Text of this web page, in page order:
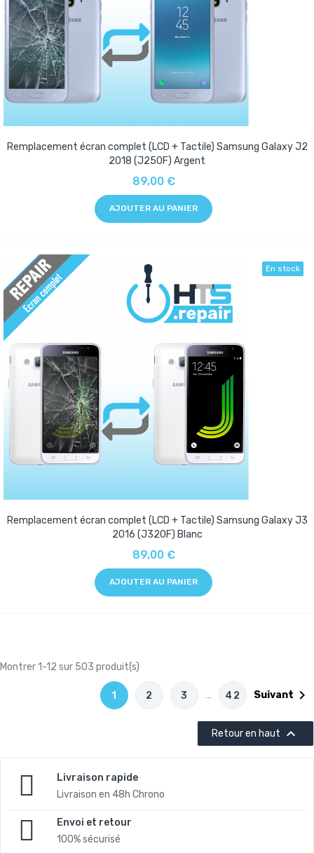
Remplacement écran complet (LCD + Tactile) Samsung Galaxy J2
2018 (J250F) Argent
89,00 €
AJOUTER AU PANIER
En stock
Remplacement écran complet (LCD + Tactile) Samsung Galaxy J3
2016 (J320F) Blanc
89,00 €
AJOUTER AU PANIER
Montrer 1-12 sur 503 produit(s)
1 2 3 … 42 Suivant 
Retour en haut 
Livraison rapide
Livraison en 48h Chrono
Envoi et retour
100% sécurisé